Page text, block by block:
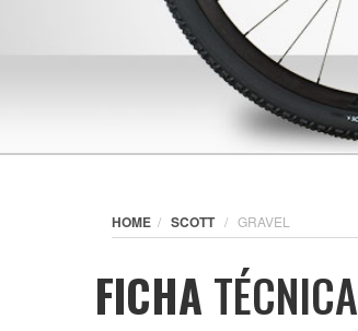
HOME SCOTT GRAVEL
FICHA TÉCNICA